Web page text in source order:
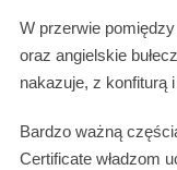
W przerwie
oraz angielskie
nakazuje, z konfiturą
Bardzo ważną
Certificate władzom